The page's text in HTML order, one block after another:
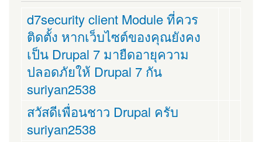
d7security client Module ที่ควร
ติดตั้ง หากเว็บไซต์ของคุณยังคง
เป็น Drupal 7 มายืดอายุความ
ปลอดภัยให้ Drupal 7 กัน
suriyan2538
สวัสดีเพื่อนชาว Drupal ครับ
suriyan2538